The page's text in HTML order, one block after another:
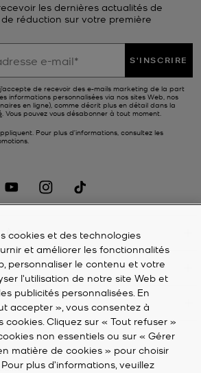
les dernières actualités de
de réduction sur votre première
S'INSCRIRE
j’accepte de recevoir des e-mails marketing de la part
informations personnalisées via nos sites Web, nos
en ligne), comme décrit plus en détail dans la
. Vous pouvez vous désabonner à tout moment.
Pour plus d’informations, consultez les
cookies et des technologies
et améliorer les fonctionnalités
personnaliser le contenu et votre
l'utilisation de notre site Web et
publicités personnalisées. En
accepter », vous consentez à
cookies. Cliquez sur « Tout refuser »
non essentiels ou sur « Gérer
matière de cookies » pour choisir
plus d’informations, veuillez